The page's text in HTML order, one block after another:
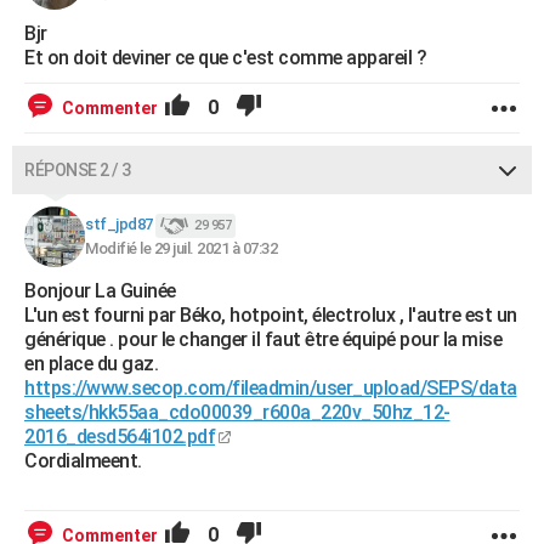
Destinations
City break
Voyage nature
Voyage de noces
Forum
Climat
+PHOTO
CARTE DE VOEUX
Carte de Noël
Carte Bonne année
Carte Saint-Valentin
Carte Pâques
Carte d'anniversaire
DICTIONNAIRE
Dictionnaire
Biographies
Citations
Expressions
Proverbes
COPAINS D'AVANT
S'inscrire
Se connecter
Lycées
Collèges
Primaires
Universités
Entreprises
Service militaire
Avis de recherche
AVIS DE DÉCÈS
FORUM
Bricolage
Lifestyle
Culture
Sport
Auto
Television
Voyage
Cinema
Bjr
Et on doit deviner ce que c'est comme appareil ?
Commenter 0
RÉPONSE 2 / 3
stf_jpd87 29 957
Modifié le 29 juil. 2021 à 07:32
Bonjour La Guinée
L'un est fourni par Béko, hotpoint, électrolux , l'autre est un
générique . pour le changer il faut être équipé pour la mise
en place du gaz.
https://www.secop.com/fileadmin/user_upload/SEPS/data
sheets/hkk55aa_cdo00039_r600a_220v_50hz_12-
2016_desd564i102.pdf
Cordialmeent.
Commenter 0